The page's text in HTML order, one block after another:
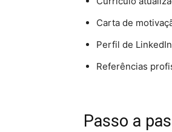
Carta de
Perfil de
Referências
Passo a